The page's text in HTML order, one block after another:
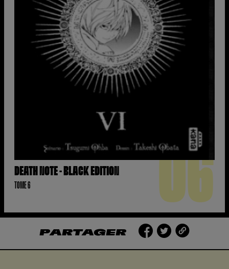
DEATH NOTE - BLACK EDITION
TOME 6 06
PARTAGER